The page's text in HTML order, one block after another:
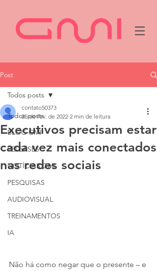
Post
Todos posts
BLOG GMI
RELEASES
NOTÍCIAS GMI
PESQUISAS
AUDIOVISUAL
TREINAMENTOS
IA
Todos posts
Executivos precisam estar
cada vez mais conectados
nas redes sociais
contato50373
25 de fev. de 2022 2 min de leitura
Não há como negar que o presente – e